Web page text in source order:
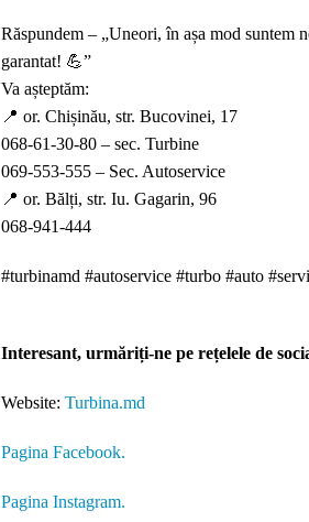
Răspundem – „Uneori, în așa mod suntem
garantat! 💪”
Va așteptăm:
📍 or. Chișinău, str. Bucovinei, 17
068-61-30-80 – sec. Turbine
069-553-555 – Sec. Autoservice
📍 or. Bălți, str. Iu. Gagarin, 96
068-941-444
#turbinamd #autoservice #turbo #auto
Interesant, urmăriți-ne pe rețelele de
Website: Turbina.md
Pagina Facebook.
Pagina Instagram.